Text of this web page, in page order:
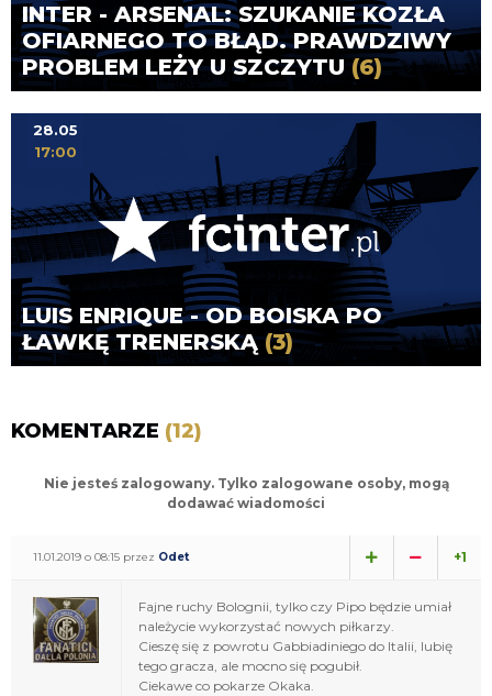
INTER - ARSENAL: SZUKANIE KOZŁA
OFIARNEGO TO BŁĄD. PRAWDZIWY
PROBLEM LEŻY U SZCZYTU (6)
LUIS ENRIQUE - OD BOISKA PO
ŁAWKĘ TRENERSKĄ(3)
28.05
17:00
KOMENTARZE (12)
Nie jesteś zalogowany. Tylko zalogowane osoby, mogą
dodawać wiadomości
11.01.2019 o 08:15 przez Odet +1
Fajne ruchy Bolognii, tylko czy Pipo będzie umiał
należycie wykorzystać nowych piłkarzy.
Cieszę się z powrotu Gabbiadiniego do Italii, lubię
tego gracza, ale mocno się pogubił.
Ciekawe co pokarze Okaka.